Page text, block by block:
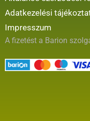
Adatkezelési
Impresszum
A fizetést a Barion